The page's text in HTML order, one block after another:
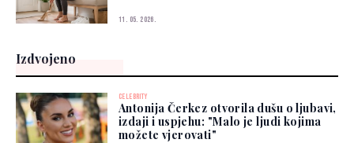
11. 05. 2026.
Izdvojeno
CELEBRITY
Antonija Čerkez otvorila dušu o ljubavi,
izdaji i uspjehu: "Malo je ljudi kojima
možete vjerovati"